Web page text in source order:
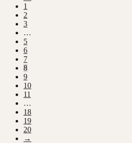
1
2
3
…
5
6
7
8
9
10
11
…
18
19
20
→